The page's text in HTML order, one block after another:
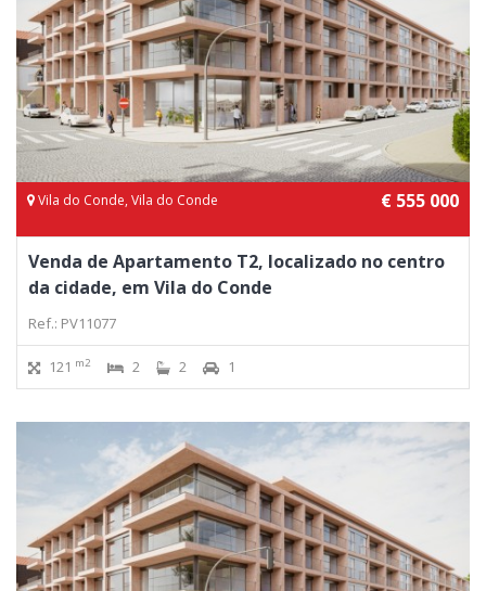
Vila do Conde, Vila do Conde € 555 000
Venda de Apartamento T2, localizado no centro
da cidade, em Vila do Conde
Ref.: PV11077
121 m2 2 2 1